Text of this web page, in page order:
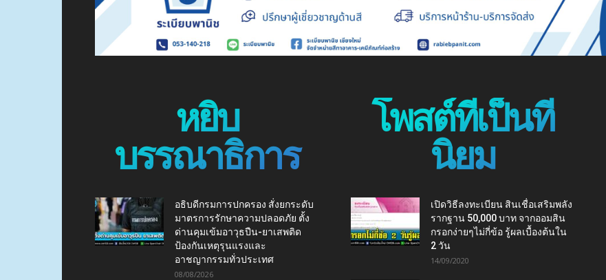
หยิบ
บรรณาธิการ
อธิบดีกรมการปกครอง สั่งยกระดับ
มาตรการรักษาความปลอดภัย ตั้ง
ด่านคุมเข้มอาวุธปืน-ยาเสพติด
ป้องกันเหตุรุนแรงและ
อาชญากรรมทั่วประเทศ
08/08/2026
โพสต์ที่เป็นที่
นิยม
เปิดวิธีลงทะเบียน สินเชื่อเสริมพลัง
รากฐาน 50,000 บาท จากออมสิน
กรอกง่ายๆไม่กี่ข้อ รู้ผลเบื้องต้นใน
2 วัน
14/09/2020